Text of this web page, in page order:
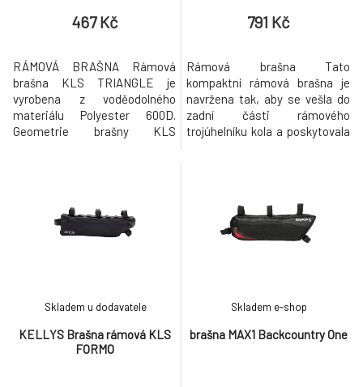
467 Kč
RÁMOVÁ BRAŠNA Rámová
brašna KLS TRIANGLE je
vyrobena z voděodolného
materiálu Polyester 600D.
Geometrie brašny KLS
jednoduchý na čištění. Uvnitř
brašny je malá síťová přihrádka
791 Kč
Rámová brašna Tato
kompaktní rámová brašna je
navržena tak, aby se vešla do
zadní části rámového
trojúhelníku kola a poskytovala
svačiny – bez překážení při
šlapání. Vyrobena z odolného
polyesteru, chrání vaše věci
KELLYS Brašna rámová KLS
FORMO
Skladem u dodavatele
brašna MAX1 Backcountry One
Skladem e-shop